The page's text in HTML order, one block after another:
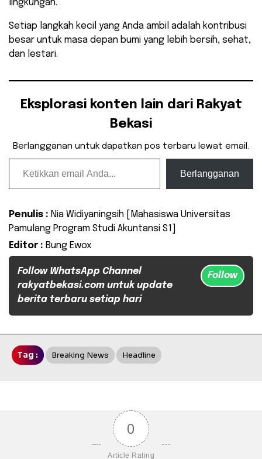
lingkungan.
Setiap langkah kecil yang Anda ambil adalah kontribusi
besar untuk masa depan bumi yang lebih bersih, sehat,
dan lestari.
Eksplorasi konten lain dari Rakyat
Bekasi
Berlangganan untuk dapatkan pos terbaru lewat email.
Ketikkan email Anda...
Berlangganan
Penulis : Nia Widiyaningsih [Mahasiswa Universitas
Pamulang Program Studi Akuntansi S1]
Editor : Bung Ewox
Follow WhatsApp Channel
rakyatbekasi.com untuk update
berita terbaru setiap hari
Follow
Tag : Breaking News Headline
0
Article Rating